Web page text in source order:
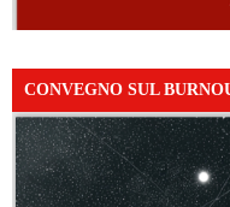
CONVEGNO SUL